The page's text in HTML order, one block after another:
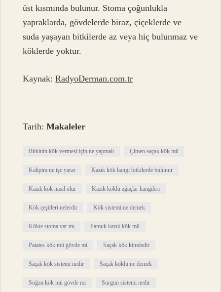
üst kısmında bulunur. Stoma çoğunlukla
yapraklarda, gövdelerde biraz, çiçeklerde ve
suda yaşayan bitkilerde az veya hiç bulunmaz ve
köklerde yoktur.
Kaynak:RadyoDerman.com.tr
Tarih:Makaleler
Bitkinin kök vermesi için ne yapmalı Çimen saçak kök mü
Kaliptra ne işe yarar Kazık kök hangi bitkilerde bulunur
Kazık kök nasıl olur Kazık köklü ağaçlar hangileri
Kök çeşitleri nelerdir Kök sistemi ne demek
Kökte stoma var mı Pamuk kazık kök mü
Patates kök mü gövde mi Saçak kök kimdedir
Saçak kök sistemi nedir Saçak köklü ne demek
Soğan kök mü gövde mi Surgun sistemi nedir